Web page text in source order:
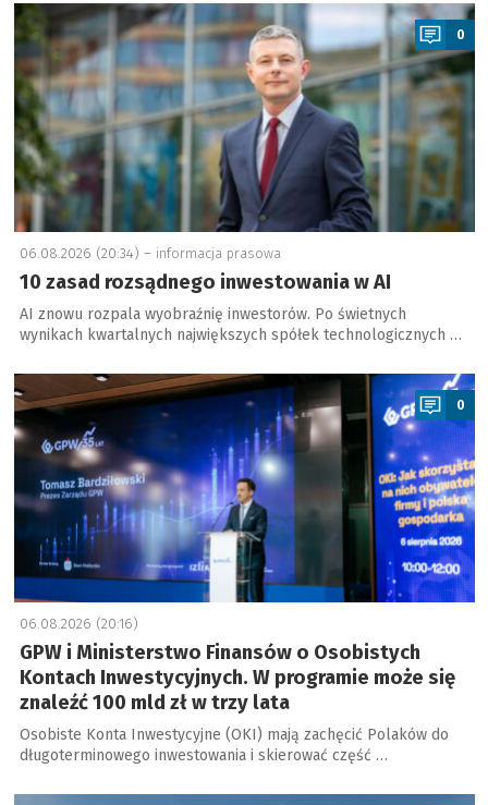
0
06.08.2026 (20:34) – informacja prasowa
10 zasad rozsądnego inwestowania w AI
AI znowu rozpala wyobraźnię inwestorów. Po świetnych
wynikach kwartalnych największych spółek technologicznych …
a
0
06.08.2026 (20:16)
GPW i Ministerstwo Finansów o Osobistych
Kontach Inwestycyjnych. W programie może się
znaleźć 100 mld zł w trzy lata
Osobiste Konta Inwestycyjne (OKI) mają zachęcić Polaków do
długoterminowego inwestowania i skierować część …
a